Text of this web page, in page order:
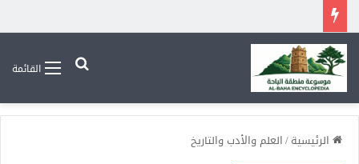
القائمةبحث عن
الرئيسية/العلم والأدب والتاريخ